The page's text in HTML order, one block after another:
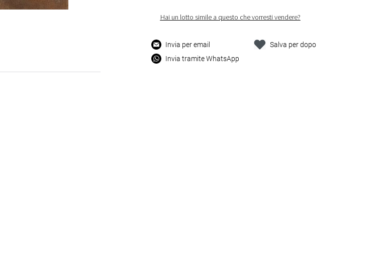
Hai un lotto simile a questo che vorresti vendere?
Invia per email
Invia tramite WhatsApp
Salva per dopo